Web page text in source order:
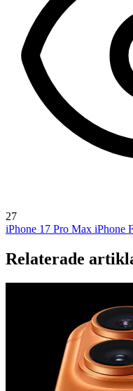
27
iPhone 17 Pro Max iPhone
Relaterade